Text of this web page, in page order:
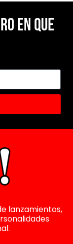
en Que
lanzamientos,